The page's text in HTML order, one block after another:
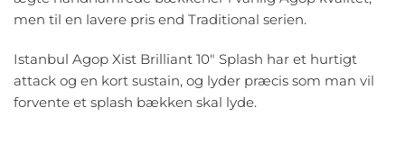
men til en lavere pris end Traditional serien.
Istanbul Agop Xist Brilliant 10″ Splash har et hurtigt
attack og en kort sustain, og lyder præcis som man vil
forvente et splash bækken skal lyde.